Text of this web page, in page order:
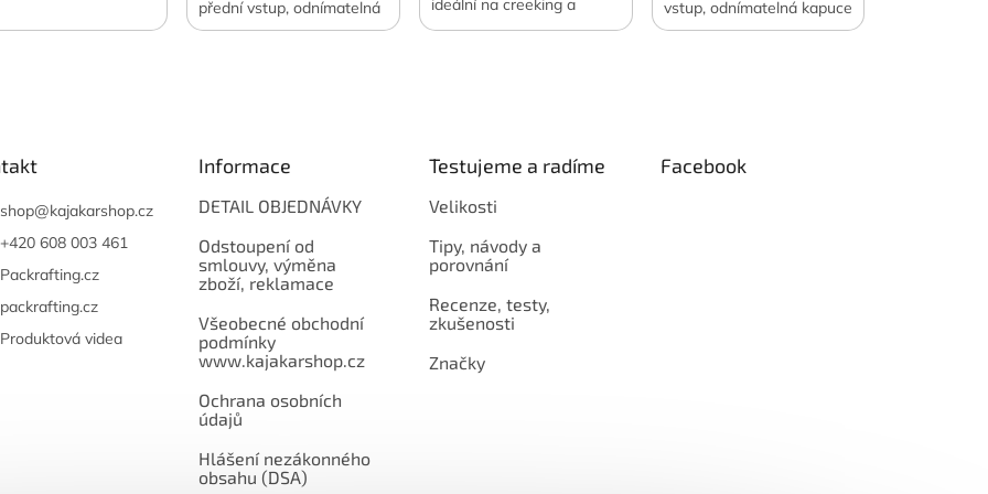
přední vstup, odnímatelná
kapuce ... Pohodlí pro
ideální na creeking a
zároveň univerzální volba
vstup, odnímatelná kapuce
... Pohodlí pro fanynky
shop@kajakarshop.cz
+420 608 003 461
Packrafting.cz
packrafting.cz
Produktová videa
Informace
DETAIL OBJEDNÁVKY
Odstoupení od
smlouvy, výměna
zboží, reklamace
Všeobecné obchodní
podmínky
www.kajakarshop.cz
Ochrana osobních
údajů
Hlášení nezákonného
obsahu (DSA)
Testujeme a radíme
Velikosti
Tipy, návody a
porovnání
Recenze, testy,
zkušenosti
Značky
Facebook